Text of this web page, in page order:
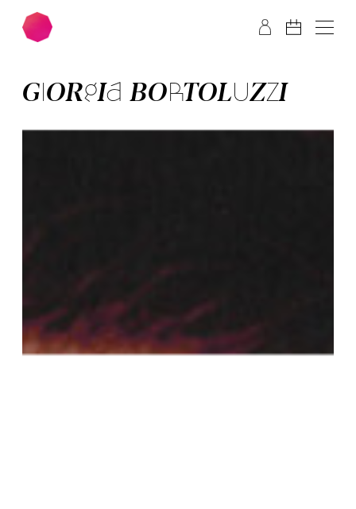
Zum Hauptinhalt springen Zum Footer springen
GIORGIA BORTOLUZZI